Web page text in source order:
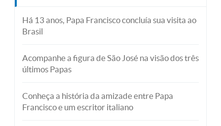
Há 13 anos, Papa Francisco concluía sua visita ao
Brasil
Acompanhe a figura de São José na visão dos três
últimos Papas
Conheça a história da amizade entre Papa
Francisco e um escritor italiano